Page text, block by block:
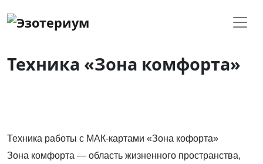
Техника «Зона комфорта»
Техника работы с МАК-картами «Зона кофорта»
Зона комфорта — область жизненного пространства,